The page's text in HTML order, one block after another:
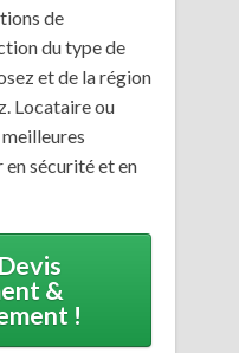
de
du type de
et de la région
Locataire ou
sécurité et en
&
!